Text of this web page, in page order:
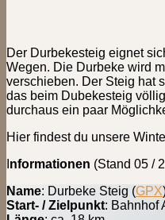
Der Durbekesteig eignet
Wegen. Die Durbeke wird
verschieben. Der Steig hat
das beim Dubekesteig
durchaus ein paar
Hier findest du unsere
nformationen (Stand 05 /
Name: Durbeke Steig (GPX
Start- / Zielpunkt: Bahnhof